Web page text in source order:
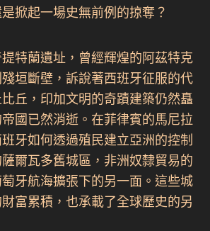
掀起一場史無前例的掠奪？
特蘭遺址，曾經輝煌的阿茲特克
垣斷壁，訴說著西班牙征服的代
丘，印加文明的奇蹟建築仍然矗
國已然消逝。在菲律賓的馬尼拉
牙如何透過殖民建立亞洲的控制
爾瓦多舊城區，非洲奴隸貿易的
牙航海擴張下的另一面。這些城
富累積，也承載了全球歷史的另